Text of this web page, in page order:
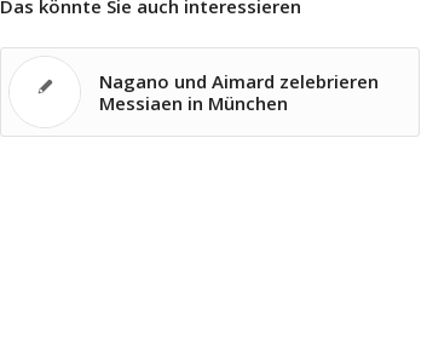
Das könnte Sie auch interessieren
Nagano und Aimard zelebrieren
Messiaen in München